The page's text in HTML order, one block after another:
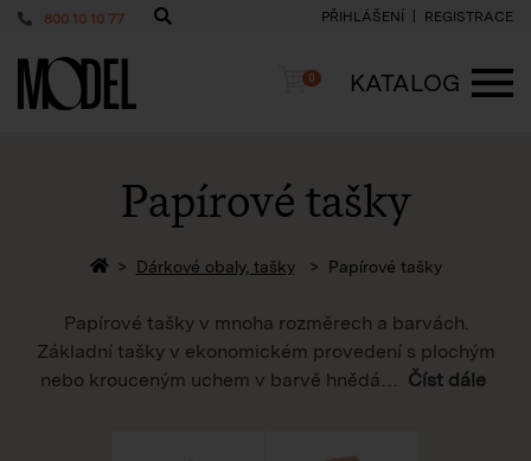
800 10 10 77 PŘIHLÁŠENÍ REGISTRACE
PackShop Košík
0
KATALOG
Papírové tašky
Zpět na homepage
Dárkové obaly, tašky Papírové tašky
Papírové tašky v mnoha rozměrech a barvách.
Základní tašky v ekonomickém provedení s plochým
nebo krouceným uchem v barvě hnědá
Číst dále